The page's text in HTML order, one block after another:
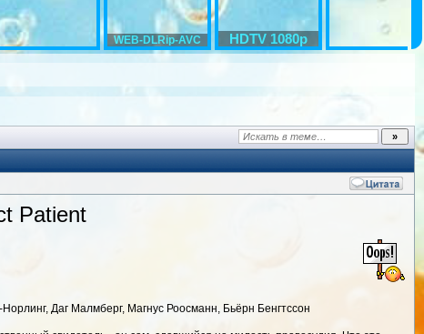
WEB-DLRip-AVC HDTV 1080p
Patient
Даг Малмберг, Магнус Роосманн, Бьёрн Бенгтссон